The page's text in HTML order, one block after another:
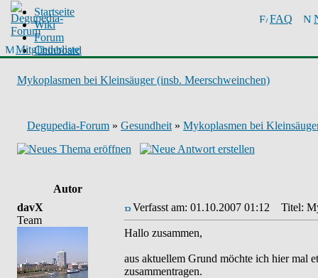
FAQ
Mitgliederliste
Startseite
Wiki
Forum
Chinboard
Mykoplasmen bei Kleinsäuger (insb. Meerschweinchen)
Degupedia-Forum » Gesundheit » Mykoplasmen bei
Autor
davX
Team
Verfasst am: 01.10.2007 01:12 Titel:
Hallo zusammen,
aus aktuellem Grund möchte ich hier mal
zusammentragen.